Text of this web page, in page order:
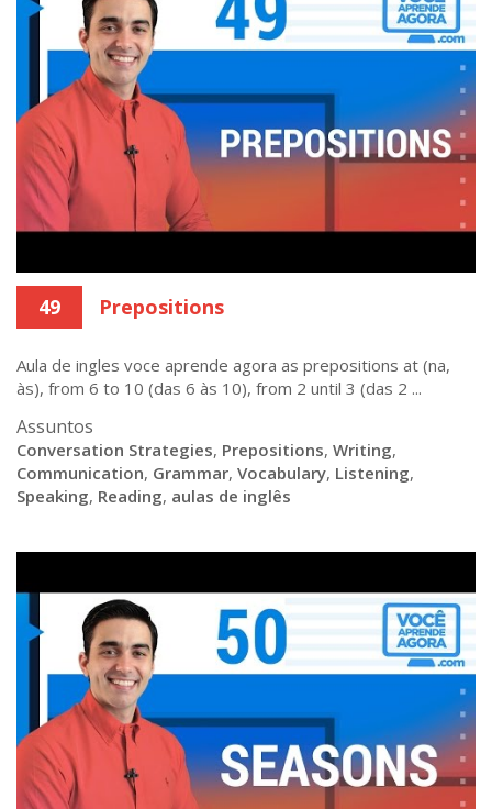
49 Prepositions
Aula de ingles voce aprende agora as prepositions at (na,
às), from 6 to 10 (das 6 às 10), from 2 until 3 (das 2 ...
Assuntos
Conversation Strategies, Prepositions, Writing,
Communication, Grammar, Vocabulary, Listening,
Speaking, Reading, aulas de inglês